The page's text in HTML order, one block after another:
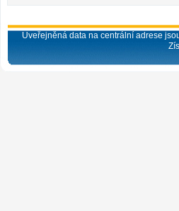
Uveřejněná data na centrální adrese